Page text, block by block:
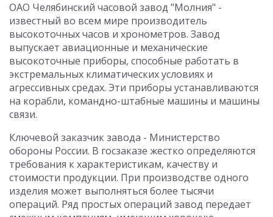
ОАО Челябинский часовой завод "Молния" -
известный во всем мире производитель
высокоточных часов и хронометров. Завод
выпускает авиационные и механические
высокоточные приборы, способные работать в
экстремальных климатических условиях и
агрессивных средах. Эти приборы устанавливаются
на корабли, командно-штабные машины и машины
связи.
Ключевой заказчик завода - Министерство
обороны России. В госзаказе жестко определяются
требования к характеристикам, качеству и
стоимости продукции. При производстве одного
изделия может выполняться более тысячи
операций. Ряд простых операций завод передает